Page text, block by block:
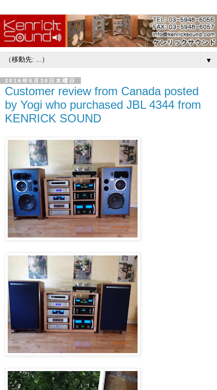
▼
2016年6月30日木曜日
Customer review from Canada posted
by Yogi who purchased JBL 4344 from
KENRICK SOUND